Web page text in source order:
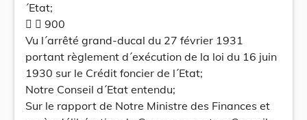
´Etat;
  900
Vu l´arrêté grand-ducal du 27 février 1931
portant règlement d´exécution de la loi du 16 juin
1930 sur le Crédit foncier de l´Etat;
Notre Conseil d´Etat entendu;
Sur le rapport de Notre Ministre des Finances et